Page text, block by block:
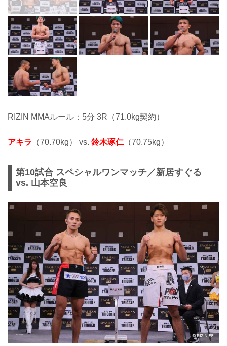
RIZIN MMAルール：5分 3R（71.0kg契約）
アキラ （70.70kg） vs. 鈴木琢仁 （70.75kg）
第10試合 スペシャルワンマッチ／新居すぐる
vs. 山本空良